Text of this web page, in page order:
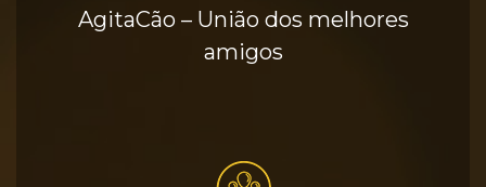
AgitaCão – União dos melhores
amigos